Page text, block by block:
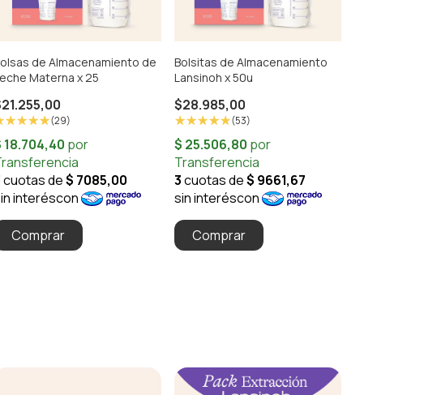
de Almacenamiento de
Materna x 25
(29)
Bolsitas de Almacenamiento
Lansinoh x 50u
$28.985,00
(53)